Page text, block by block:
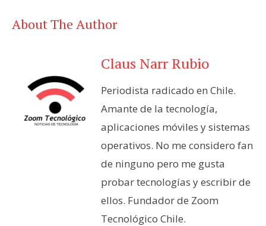
About The Author
Claus Narr Rubio
Periodista radicado en Chile.
Amante de la tecnología,
aplicaciones móviles y sistemas
operativos. No me considero fan
de ninguno pero me gusta
probar tecnologías y escribir de
ellos. Fundador de Zoom
Tecnológico Chile.